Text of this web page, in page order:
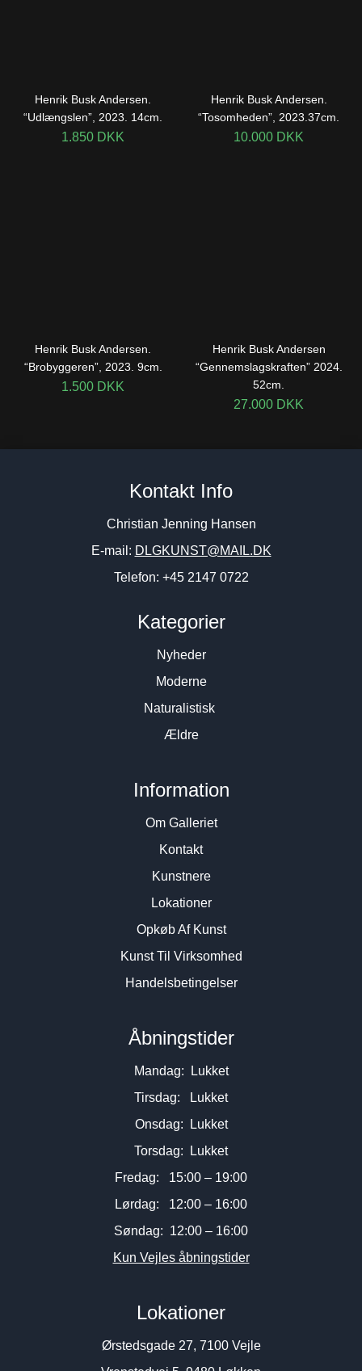
Henrik Busk Andersen.
“Udlængslen”, 2023. 14cm.
1.850 DKK
Henrik Busk Andersen.
“Tosomheden”, 2023.37cm.
10.000 DKK
Henrik Busk Andersen.
“Brobyggeren”, 2023. 9cm.
1.500 DKK
Henrik Busk Andersen
“Gennemslagskraften” 2024.
52cm.
27.000 DKK
Kontakt Info
Christian Jenning Hansen
E-mail: DLGKUNST@MAIL.DK
Telefon: +45 2147 0722
Kategorier
Nyheder
Moderne
Naturalistisk
Ældre
Information
Om Galleriet
Kontakt
Kunstnere
Lokationer
Opkøb Af Kunst
Kunst Til Virksomhed
Handelsbetingelser
Åbningstider
Mandag: Lukket
Tirsdag: Lukket
Onsdag: Lukket
Torsdag: Lukket
Fredag: 15:00 – 19:00
Lørdag: 12:00 – 16:00
Søndag: 12:00 – 16:00
Kun Vejles åbningstider
Lokationer
Ørstedsgade 27, 7100 Vejle